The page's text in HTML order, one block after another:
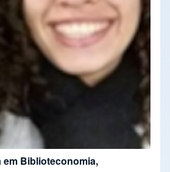
em Biblioteconomia,